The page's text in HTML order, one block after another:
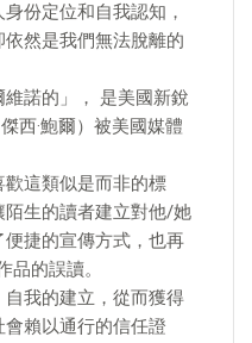
份定位和自我認知，
然是我們無法脫離的
維諾的」， 是美國新銳
西·鮑爾）被美國媒體
這類似是而非的標
生的讀者建立對他/她
捷的宣傳方式，也再
的誤讀。
我的建立，從而獲得
賴以通行的信任證